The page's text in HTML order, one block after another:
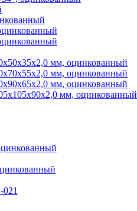
мм, оцинкованный
мм, оцинкованный
мм, оцинкованный
мм, оцинкованный